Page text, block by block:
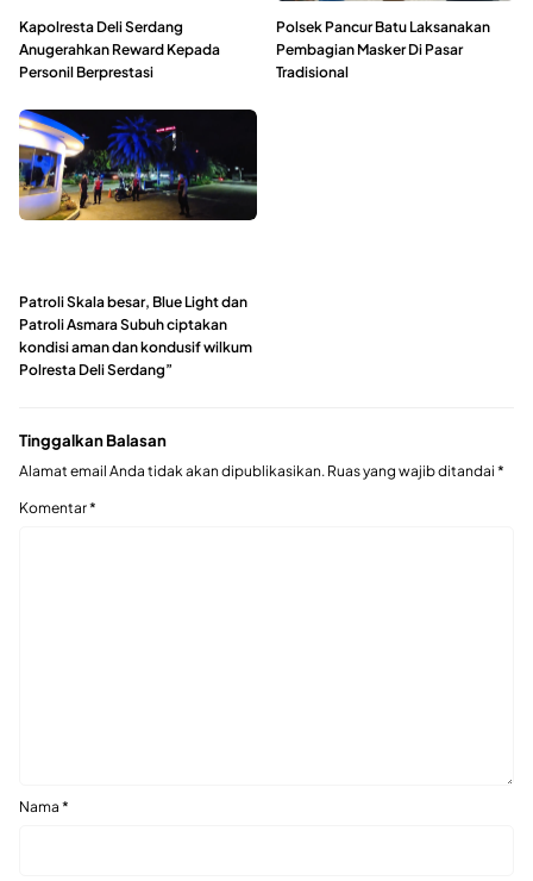
Kapolresta Deli Serdang
Anugerahkan Reward Kepada
Personil Berprestasi
Polsek Pancur Batu Laksanakan
Pembagian Masker Di Pasar
Tradisional
Patroli Skala besar, Blue Light dan
Patroli Asmara Subuh ciptakan
kondisi aman dan kondusif wilkum
Polresta Deli Serdang”
Tinggalkan Balasan
Alamat email Anda tidak akan dipublikasikan. Ruas yang wajib ditandai *
Komentar*
Nama *